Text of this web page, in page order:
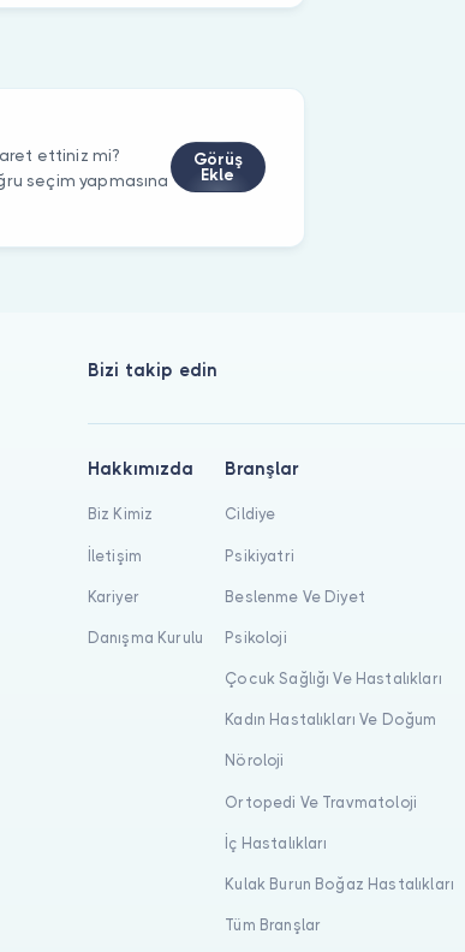
ettiniz mi?
seçim yapmasına
Görüş
Ekle
Bizi takip edin
Hakkımızda
Biz Kimiz
İletişim
Kariyer
Danışma Kurulu
Branşlar
Cildiye
Psikiyatri
Beslenme Ve Diyet
Psikoloji
Çocuk Sağlığı Ve Hastalıkları
Kadın Hastalıkları Ve Doğum
Nöroloji
Ortopedi Ve Travmatoloji
İç Hastalıkları
Kulak Burun Boğaz Hastalıkları
Tüm Branşlar